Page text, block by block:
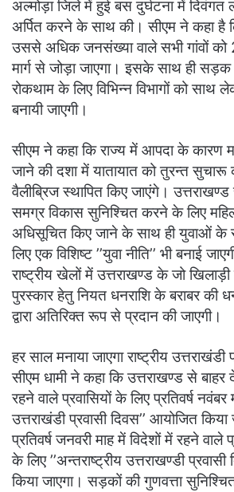
अल्मोड़ा जिले में हुई बस दुर्घटना में दिवंगत
अर्पित करने के साथ की। सीएम ने कहा है
उससे अधिक जनसंख्या वाले सभी गांवों
मार्ग से जोड़ा जाएगा। इसके साथ ही सड़क
रोकथाम के लिए विभिन्न विभागों को साथ
बनायी जाएगी।
सीएम ने कहा कि राज्य में आपदा के कारण
जाने की दशा में यातायात को तुरन्त
वैलीब्रिज स्थापित किए जाएंगे।
समग्र विकास सुनिश्चित करने के लिए
अधिसूचित किए जाने के साथ ही युवाओं के
लिए एक विशिष्ट ’’युवा नीति’’ भी बनाई
राष्ट्रीय खेलों में उत्तराखण्ड के जो
पुरस्कार हेतु नियत धनराशि के बराबर की
द्वारा अतिरिक्त रूप से प्रदान की जाएगी।
हर साल मनाया जाएगा राष्ट्रीय उत्तराखंडी
सीएम धामी ने कहा कि उत्तराखण्ड से
रहने वाले प्रवासियों के लिए प्रतिवर्ष नवंबर
उत्तराखंडी प्रवासी दिवस’’ आयोजित
प्रतिवर्ष जनवरी माह में विदेशों में रहने वाले
के लिए ’’अन्तराष्ट्रीय उत्तराखण्डी
किया जाएगा। सड़कों की गुणवत्ता